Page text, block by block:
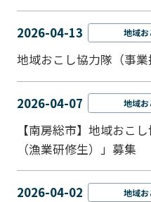
2026-04-13 地域
地域おこし協力隊（事
2026-04-07 地域
【南房総市】地域おこ
（漁業研修生）」募集
2026-04-02 地域